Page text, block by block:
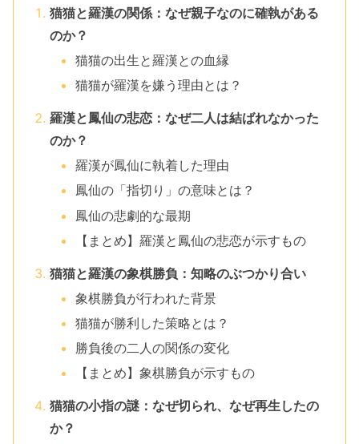
猫猫と羅漢の関係：なぜ親子なのに確執がある
のか？
猫猫の出生と羅漢との血縁
猫猫が羅漢を嫌う理由とは？
羅漢と鳳仙の悲恋：なぜ二人は結ばれなかった
のか？
羅漢が鳳仙に執着した理由
鳳仙の「指切り」の意味とは？
鳳仙の悲劇的な最期
【まとめ】羅漢と鳳仙の悲恋が示すもの
猫猫と羅漢の象棋勝負：知略のぶつかり合い
象棋勝負が行われた背景
猫猫が勝利した策略とは？
勝負後の二人の関係の変化
【まとめ】象棋勝負が示すもの
猫猫の小指の謎：なぜ切られ、なぜ再生したの
か？